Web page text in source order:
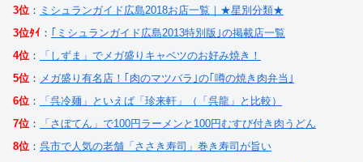
3位 ： ミシュランガイド広島2018お店一覧｜★星別分類★
3位ﾀｲ ： ｢ミシュランガイド広島2013特別版｣の掲載店一覧
4位 ：
「しずま」でメガ盛りキャベツのお好み焼き！
5位 ： メガ盛り有名店！｢肉のマツバラ｣の｢噂の焼き肉弁当｣
6位 ：
「呉冷麺」といえば「珍来軒」（「呉龍」と比較）
7位 ：
「さぼてん」で100円ラーメンと100円むすび付き肉うどん
8位 ： 呉市で人気の老舗「ささき寿司」巻き寿司が旨い